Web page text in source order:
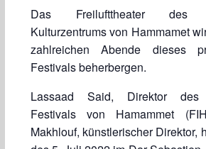
Das Freilufttheater des
Kulturzentrums von Hammamet
zahlreichen Abende dieses
Festivals beherbergen.
Lassaad Said, Direktor des
Festivals von Hamammet
Makhlouf, künstlerischer Direktor,